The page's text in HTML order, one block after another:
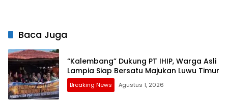
Baca Juga
“Kalembang” Dukung PT IHIP, Warga Asli
Lampia Siap Bersatu Majukan Luwu Timur
Breaking News Agustus 1, 2026